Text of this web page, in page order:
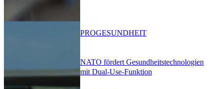
NATO fördert Gesundheitstechnologien
mit Dual-Use-Funktion
PROGESUNDHEIT